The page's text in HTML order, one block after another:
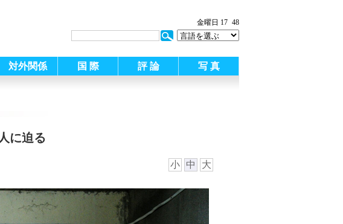
金曜日 17 48
対外関係 国 際 評 論 写 真
に迫る
小 中 大